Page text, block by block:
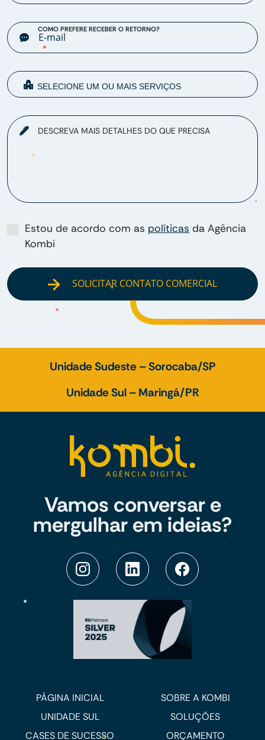
COMO PREFERE RECEBER O RETORNO?
DESCREVA MAIS DETALHES DO QUE PRECISA
Estou de acordo com as políticas da Agência
Kombi
SOLICITAR CONTATO COMERCIAL
Unidade Sudeste – Sorocaba/SP
Unidade Sul – Maringá/PR
Vamos conversar e
mergulhar em ideias?
PÁGINA INICIAL
SOBRE A KOMBI
UNIDADE SUL
SOLUÇÕES
CASES DE SUCESSO
ORÇAMENTO